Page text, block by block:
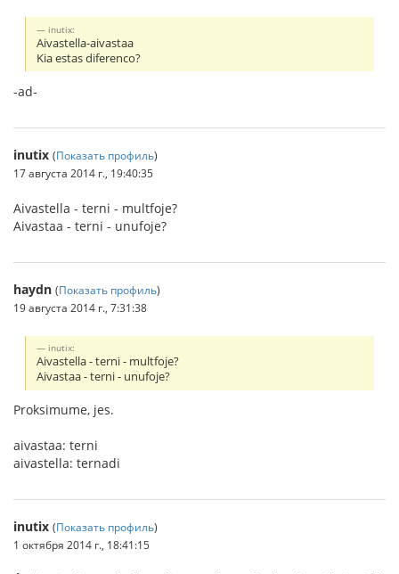
inutix:
Aivastella-aivastaa
Kia estas diferenco?
-ad-
inutix (Показать профиль)
17 августа 2014 г., 19:40:35
Aivastella - terni - multfoje?
Aivastaa - terni - unufoje?
haydn (Показать профиль)
19 августа 2014 г., 7:31:38
inutix:
Aivastella - terni - multfoje?
Aivastaa - terni - unufoje?
Proksimume, jes.
aivastaa: terni
aivastella: ternadi
inutix (Показать профиль)
1 октября 2014 г., 18:41:15